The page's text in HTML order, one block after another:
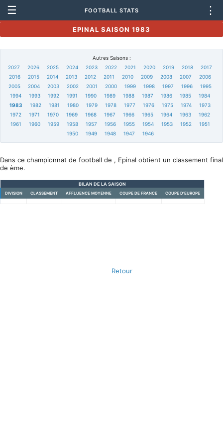
☰ FOOTBALL STATS ⋮
EPINAL SAISON 1983
Autres Saisons :
2027
2026 2025 2024 2023 2022 2021 2020 2019 2018
2017
2016
2015 2014 2013 2012 2011 2010 2009 2008 2007
2006
2005
2004 2003 2002 2001 2000 1999 1998 1997 1996
1995
1994
1993 1992 1991 1990 1989 1988 1987 1986 1985
1984
1983
1982 1981 1980 1979 1978 1977 1976 1975 1974
1973
1972
1971 1970 1969 1968 1967 1966 1965 1964 1963
1962
1961
1960 1959 1958 1957 1956 1955 1954 1953 1952
1951
1950
1949 1948 1947 1946
Dans ce championnat de football de , Epinal obtient un classement final
de ème.
BILAN DE LA SAISON
DIVISION CLASSEMENT AFFLUENCE MOYENNE COUPE DE FRANCE COUPE D'EUROPE
Retour